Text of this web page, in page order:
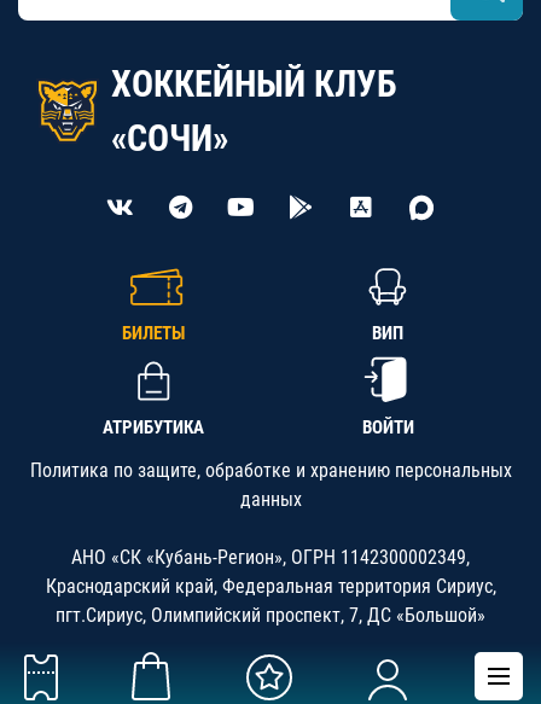
ХОККЕЙНЫЙ КЛУБ
«СОЧИ»
БИЛЕТЫ ВИП
АТРИБУТИКА ВОЙТИ
Политика по защите, обработке и хранению персональных
данных
АНО «СК «Кубань-Регион», ОГРН 1142300002349,
Краснодарский край, Федеральная территория Сириус,
пгт.Сириус, Олимпийский проспект, 7, ДС «Большой»